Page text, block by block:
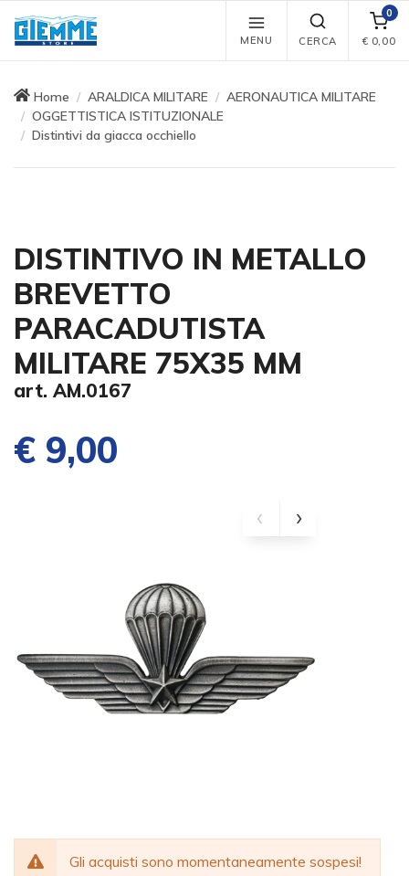
MENU CERCA
0
€ 0,00
Home ARALDICA MILITARE
AERONAUTICA MILITARE
OGGETTISTICA ISTITUZIONALE
Distintivi da giacca occhiello
DISTINTIVO IN METALLO
BREVETTO
PARACADUTISTA
MILITARE 75X35 MM
art. AM.0167
€ 9,00
Gli acquisti sono momentaneamente sospesi!